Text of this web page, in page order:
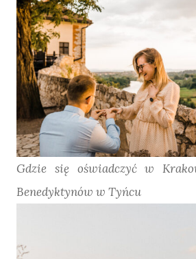
Gdzie się oświadczyć w
Benedyktynów w Tyńcu